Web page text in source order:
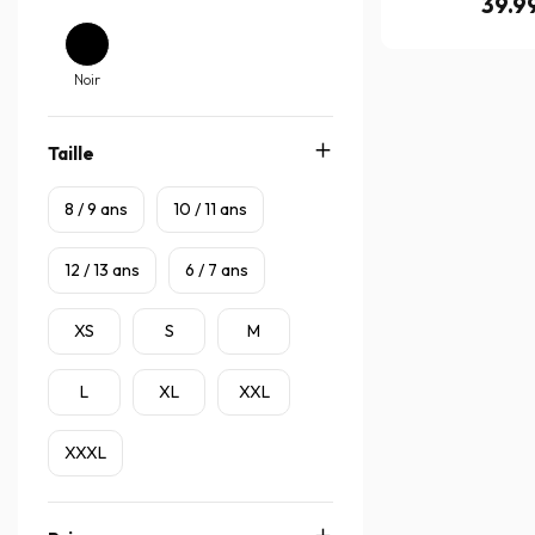
Noir
Taille
8 / 9 ans 10 / 11 ans
12 / 13 ans 6 / 7 ans
XS S M
L XL XXL
XXXL